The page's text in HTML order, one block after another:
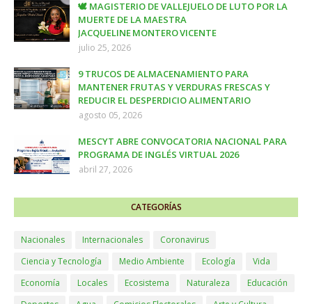
🕊️ MAGISTERIO DE VALLEJUELO DE LUTO POR LA
MUERTE DE LA MAESTRA
JACQUELINE MONTERO VICENTE
julio 25, 2026
9 TRUCOS DE ALMACENAMIENTO PARA
MANTENER FRUTAS Y VERDURAS FRESCAS Y
REDUCIR EL DESPERDICIO ALIMENTARIO
agosto 05, 2026
MESCYT ABRE CONVOCATORIA NACIONAL PARA
PROGRAMA DE INGLÉS VIRTUAL 2026
abril 27, 2026
CATEGORÍAS
Nacionales Internacionales
Coronavirus
Ciencia y Tecnología
Medio Ambiente Ecología
Vida
Economía
Locales Ecosistema Naturaleza
Educación